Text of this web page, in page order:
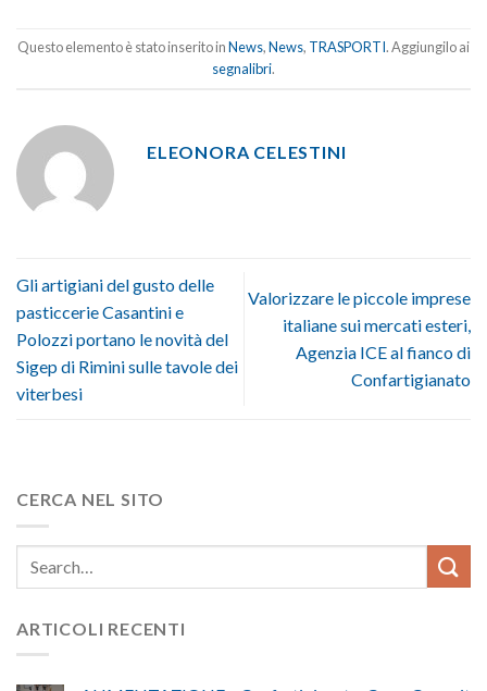
Questo elemento è stato inserito inNews,News, TRASPORTI. Aggiungilo ai
segnalibri.
ELEONORA CELESTINI
Gli artigiani del gusto delle
pasticcerie Casantini e
Polozzi portano le novità del
Sigep di Rimini sulle tavole dei
viterbesi
Valorizzare le piccole imprese
italiane sui mercati esteri,
Agenzia ICE al fianco di
Confartigianato
CERCA NEL SITO
ARTICOLI RECENTI